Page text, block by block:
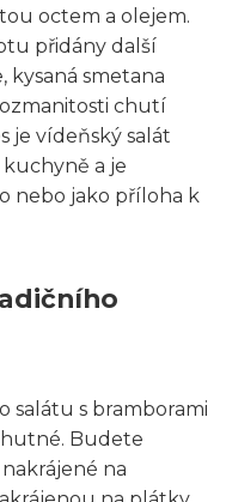
octem a olejem.
přidány další
kysaná smetana
chutí
je vídeňský salát
a je
nebo jako příloha k
salátu s bramborami
Budete
na